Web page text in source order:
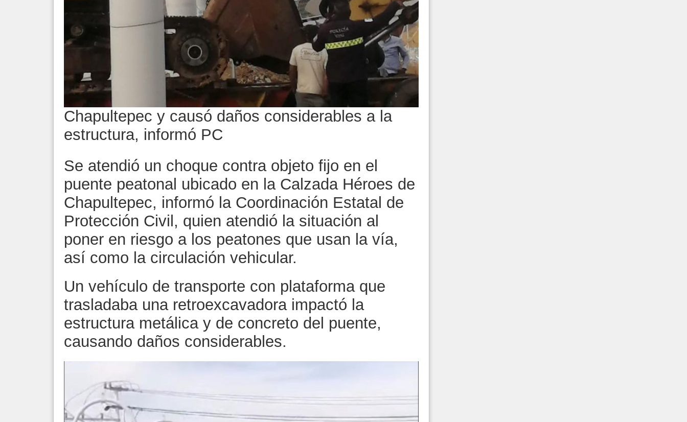
Chapultepec y causó daños considerables a la
estructura, informó PC
Se atendió un choque contra objeto fijo en el
puente peatonal ubicado en la Calzada Héroes de
Chapultepec, informó la Coordinación Estatal de
Protección Civil, quien atendió la situación al
poner en riesgo a los peatones que usan la vía,
así como la circulación vehicular.
Un vehículo de transporte con plataforma que
trasladaba una retroexcavadora impactó la
estructura metálica y de concreto del puente,
causando daños considerables.